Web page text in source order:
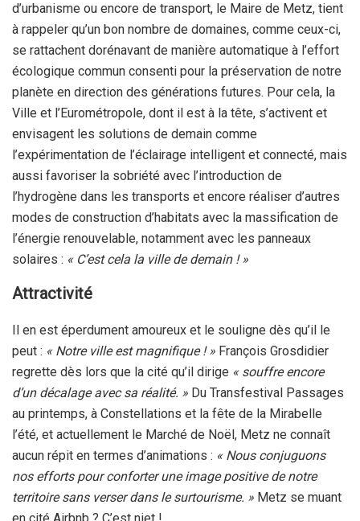
d’urbanisme ou encore de transport, le Maire de Metz, tient
à rappeler qu’un bon nombre de domaines, comme ceux-ci,
se rattachent dorénavant de manière automatique à l’effort
écologique commun consenti pour la préservation de notre
planète en direction des générations futures. Pour cela, la
Ville et l’Eurométropole, dont il est à la tête, s’activent et
envisagent les solutions de demain comme
l’expérimentation de l’éclairage intelligent et connecté, mais
aussi favoriser la sobriété avec l’introduction de
l’hydrogène dans les transports et encore réaliser d’autres
modes de construction d’habitats avec la massification de
l’énergie renouvelable, notamment avec les panneaux
solaires : « C’est cela la ville de demain ! »
Attractivité
Il en est éperdument amoureux et le souligne dès qu’il le
peut : « Notre ville est magnifique ! » François Grosdidier
regrette dès lors que la cité qu’il dirige « souffre encore
d’un décalage avec sa réalité. » Du Transfestival Passages
au printemps, à Constellations et la fête de la Mirabelle
l’été, et actuellement le Marché de Noël, Metz ne connaît
aucun répit en termes d’animations : « Nous conjuguons
nos efforts pour conforter une image positive de notre
territoire sans verser dans le surtourisme. » Metz se muant